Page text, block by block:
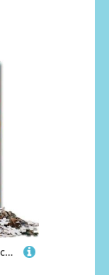
1000-teiliges Puzzle für Erwachsene, Kunst-Katzen-Puzzle für 1000-teiliges Denkspiel für Teenager, Familienspieleabend (Größe 50x75cm)